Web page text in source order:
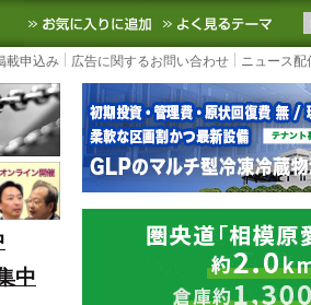
外の最新の物流ニュースをお届け
お気に入りに追加
載申込み 広告に関するお問い合わせ ニュース配
中